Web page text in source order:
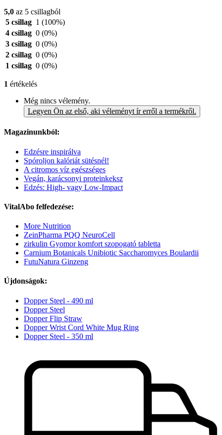
5,0 az 5 csillagból
5 csillag 1 (100%)
4 csillag 0 (0%)
3 csillag 0 (0%)
2 csillag 0 (0%)
1 csillag 0 (0%)
1 értékelés
Még nincs vélemény.
Legyen Ön az első, aki véleményt ír erről a termékről.
Magazinunkból:
Edzésre inspirálva
Spóroljon kalóriát sütésnél!
A citromos víz egészséges
Vegán, karácsonyi proteinkeksz
Edzés: High- vagy Low-Impact
VitalAbo felfedezése:
More Nutrition
ZeinPharma PQQ NeuroCell
zirkulin Gyomor komfort szopogató tabletta
Carnium Botanicals Unibiotic Saccharomyces Boulardii
FutuNatura Ginzeng
Újdonságok:
Dopper Steel - 490 ml
Dopper Steel
Dopper Flip Straw
Dopper Wrist Cord White Mug Ring
Dopper Steel - 350 ml